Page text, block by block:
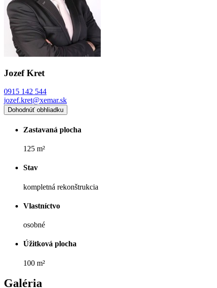
Jozef Kret
0915 142 544
jozef.kret@xemar.sk
Dohodnúť obhliadku
Zastavaná plocha
125 m²
Stav
kompletná rekonštrukcia
Vlastníctvo
osobné
Úžitková plocha
100 m²
Galéria